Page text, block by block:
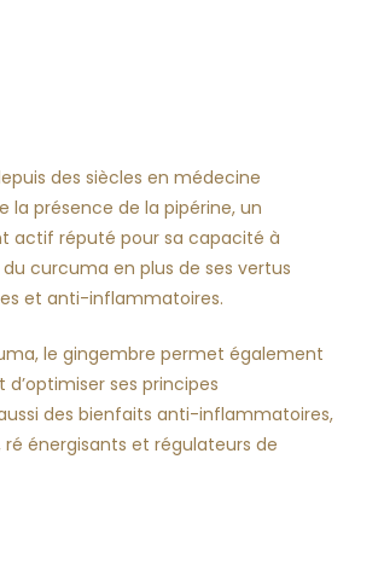
des siècles en médecine
la présence de la pipérine, un
actif réputé pour sa capacité à
curcuma en plus de ses vertus
et anti-inflammatoires.
le gingembre permet également
ses principes
des bienfaits anti-inflammatoires,
énergisants et régulateurs de